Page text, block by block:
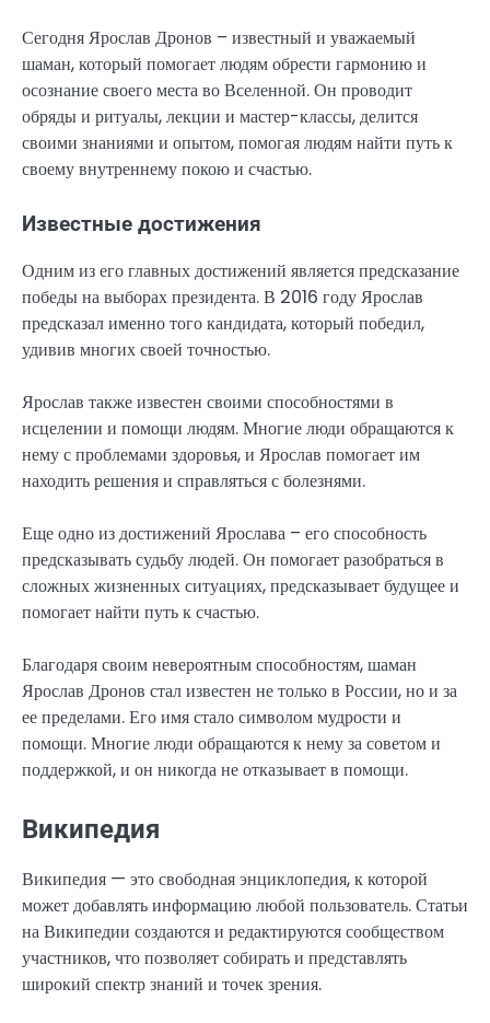
Сегодня Ярослав Дронов – известный и уважаемый
шаман, который помогает людям обрести гармонию и
осознание своего места во Вселенной. Он проводит
обряды и ритуалы, лекции и мастер-классы, делится
своими знаниями и опытом, помогая людям найти путь к
своему внутреннему покою и счастью.
Известные достижения
Одним из его главных достижений является предсказание
победы на выборах президента. В 2016 году Ярослав
предсказал именно того кандидата, который победил,
удивив многих своей точностью.
Ярослав также известен своими способностями в
исцелении и помощи людям. Многие люди обращаются к
нему с проблемами здоровья, и Ярослав помогает им
находить решения и справляться с болезнями.
Еще одно из достижений Ярослава – его способность
предсказывать судьбу людей. Он помогает разобраться в
сложных жизненных ситуациях, предсказывает будущее и
помогает найти путь к счастью.
Благодаря своим невероятным способностям, шаман
Ярослав Дронов стал известен не только в России, но и за
ее пределами. Его имя стало символом мудрости и
помощи. Многие люди обращаются к нему за советом и
поддержкой, и он никогда не отказывает в помощи.
Википедия
Википедия — это свободная энциклопедия, к которой
может добавлять информацию любой пользователь. Статьи
на Википедии создаются и редактируются сообществом
участников, что позволяет собирать и представлять
широкий спектр знаний и точек зрения.